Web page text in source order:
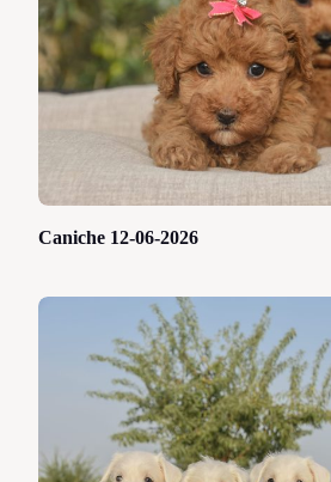
Caniche 12-06-2026